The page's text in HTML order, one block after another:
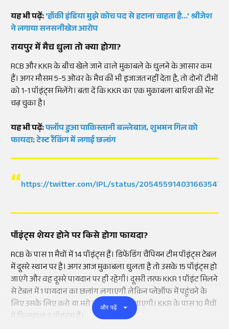
यह भी पढ़ें:'हॉकी इंडिया मुझे कोच पद से हटाना चाहता है...' श्रीजेश
ने लगाया सनसनीखेज आरोप
रायपुर में मैच धुला तो क्या होगा?
RCB और KKR के बीच खेले जाने वाले मुकाबले के धुलने के आसार कम
हैं। अगर मौसम 5-5 ओवर के मैच की भी इजाजत नहीं देता है, तो दोनों टीमों
को 1-1 पॉइंट्स मिलेंगे। बता दें कि KKR का एक मुकाबला बारिश की भेंट
चढ़ चुका है।
यह भी पढ़ें:फ्लॉप हुआ पाकिस्तानी बल्लेबाज, शुभमन गिल को
फायदा; टेस्ट रैंकिंग में लगाई छलांग
https://twitter.com/IPL/status/2054559140316635479
पॉइंट्स शेयर होने पर किसे होगा फायदा?
RCB के पास 11 मैचों में 14 पॉइंट्स हैं। डिफेंडिंग चैंपियन टीम पॉइंट्स टेबल
में दूसरे स्थान पर है। अगर आज मुकाबला धुलता है तो उसके 15 पॉइंट्स हो
जाएंगे और वह दूसरे पायदान पर ही रहेगी। दूसरी तरफ KKR 1 पॉइंट मिलने
से टेबल में 1 पायदान का छलांग लगाएगी लेकिन प्लेऑफ में पहुंचने के
लिए उसके लिए करो या मरो की स्थिति बन जाएगी। KKR के पास 10 मैचों
में फिलहाल 9 पॉइंट्स हैं।
और पढ़ें